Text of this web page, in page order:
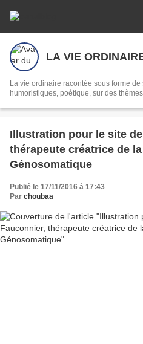
LA VIE
La vie ordinaire racontée sous forme
humoristiques, poétique, sur des
Illustration pour le site
thérapeute créatrice de
Génosomatique
Publié le 17/11/2016 à 17:43
Par choubaa